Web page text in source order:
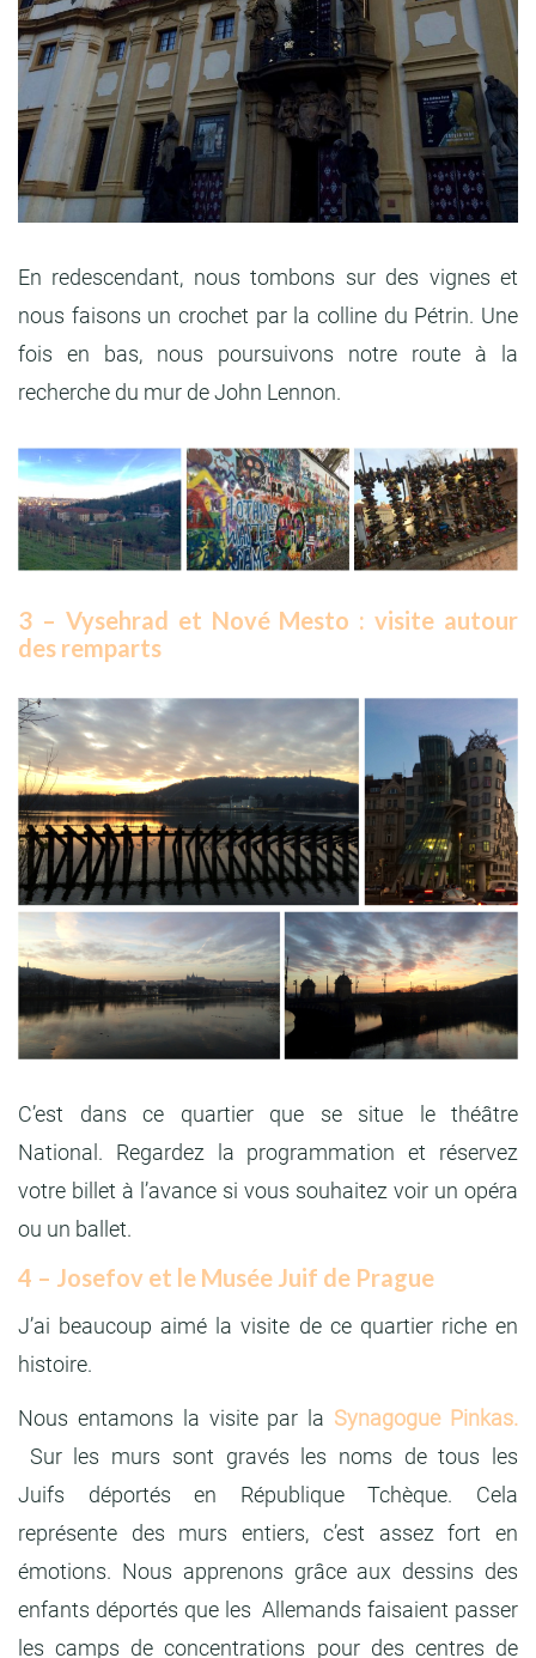
En redescendant, nous tombons sur des vignes et
nous faisons un crochet par la colline du Pétrin. Une
fois en bas, nous poursuivons notre route à la
recherche du mur de John Lennon.
3 – Vysehrad et Nové Mesto : visite autour
des remparts
C’est dans ce quartier que se situe le théâtre
National. Regardez la programmation et réservez
votre billet à l’avance si vous souhaitez voir un opéra
ou un ballet.
4 – Josefov et le Musée Juif de Prague
J’ai beaucoup aimé la visite de ce quartier riche en
histoire.
Nous entamons la visite par la Synagogue Pinkas.
Sur les murs sont gravés les noms de tous les
Juifs déportés en République Tchèque. Cela
représente des murs entiers, c’est assez fort en
émotions. Nous apprenons grâce aux dessins des
enfants déportés que les Allemands faisaient passer
les camps de concentrations pour des centres de